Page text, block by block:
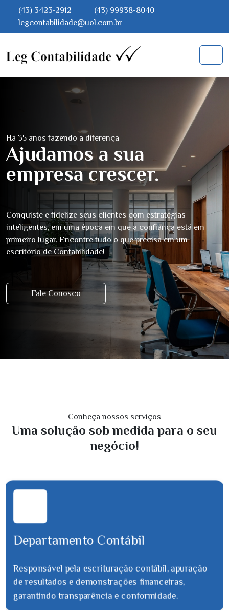
(43) 3423-2912
(43) 99938-8040
legcontabilidade@uol.com.br
Há 35 anos fazendo a diferença
Ajudamos a sua
empresa crescer.
Conquiste e fidelize seus clientes com estratégias
inteligentes, em uma época em que a confiança está em
primeiro lugar. Encontre tudo o que precisa em um
escritório de Contabilidade!
Fale Conosco
Conheça nossos serviços
Uma solução sob medida para o seu
negócio!
contábil, apuração
financeiras,
e conformidade.
Departamento
Atua no controle e
de guias e
dentro dos prazos